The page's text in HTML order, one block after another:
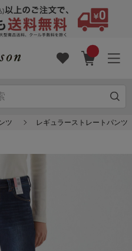
ツ レギュラーストレートパンツ